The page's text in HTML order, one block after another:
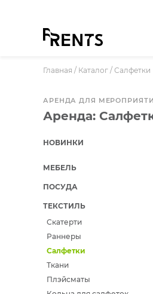
МЕБЕЛЬ
ТЕКСТИЛЬ
НАВИГАЦИЯ
ИЗДЕЛИЯ ДЛЯ
Главная / Каталог / Салфетки
АРЕНДА ДЛЯ
Аренда:
НОВИНКИ
МЕБЕЛЬ
ПОСУДА
ТЕКСТИЛЬ
Скатерти
Раннеры
Салфетки
Ткани
Плэйсматы